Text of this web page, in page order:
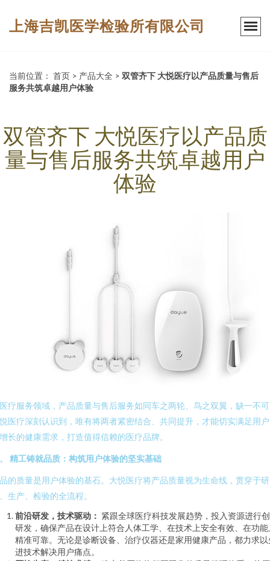
上海吉凯医学检验所有限公司
当前位置： 首页 > 产品大全 > 双管齐下 大悦医疗以产品质量与售后
服务共筑卓越用户体验
双管齐下 大悦医疗以产品质
量与售后服务共筑卓越用户
体验
疗服务领域，产品质量与售后服务如同车之两轮、鸟之双翼，缺一不
医疗深刻认识到，唯有将两者紧密结合、共同提升，才能切实满足用
长的健康需求，打造值得信赖的医疗品牌。
精工铸就品质：构筑用户体验的坚实基础
的质量是用户体验的基石。大悦医疗将产品质量视为生命线，贯穿于研
生产、检验的全流程。
前沿研发，技术驱动： 紧跟全球医疗科技发展趋势，投入资源进行
研发，确保产品在设计上符合人体工学、在技术上安全有效、在功能
精准可靠。无论是诊断设备、治疗仪器还是家用健康产品，都力求以
进技术解决用户痛点。